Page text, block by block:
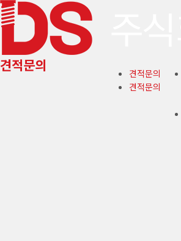
견적문의
견적문의
견적문의